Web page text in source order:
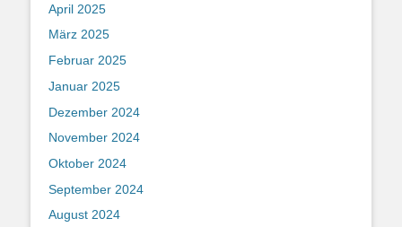
April 2025
März 2025
Februar 2025
Januar 2025
Dezember 2024
November 2024
Oktober 2024
September 2024
August 2024